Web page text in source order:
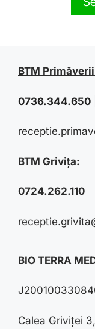
BTM
0736.344.650
BTM Grivița:
0724.262.110
BIO TERRA
Calea Griviței